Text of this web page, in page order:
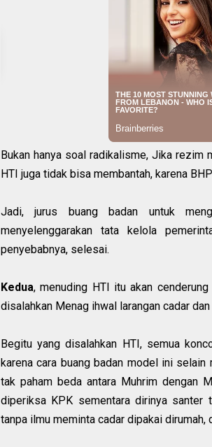
Bukan hanya soal radikalisme, Jika rezim
HTI juga tidak bisa membantah, karena
Jadi, jurus buang badan untuk
menyelenggarakan tata kelola
penyebabnya, selesai.
Kedua, menuding HTI itu akan
disalahkan Menag ihwal larangan cadar
Begitu yang disalahkan HTI, semua
karena cara buang badan model ini
tak paham beda antara Muhrim dengan
diperiksa KPK sementara dirinya santer
tanpa ilmu meminta cadar dipakai dirumah,